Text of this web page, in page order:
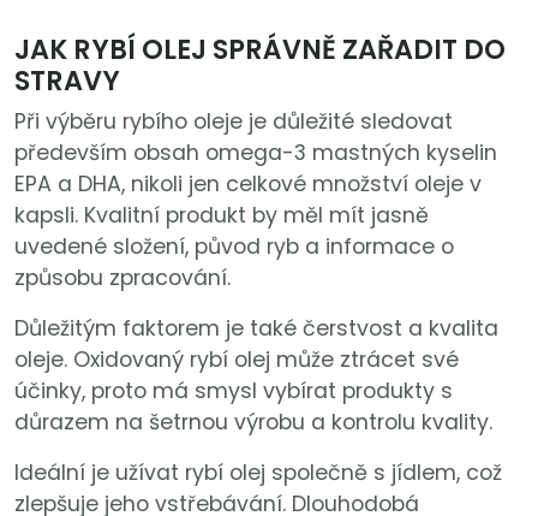
JAK RYBÍ OLEJ SPRÁVNĚ ZAŘADIT DO
STRAVY
Při výběru rybího oleje je důležité sledovat
především obsah omega-3 mastných kyselin
EPA a DHA, nikoli jen celkové množství oleje v
kapsli. Kvalitní produkt by měl mít jasně
uvedené složení, původ ryb a informace o
způsobu zpracování.
Důležitým faktorem je také čerstvost a kvalita
oleje. Oxidovaný rybí olej může ztrácet své
účinky, proto má smysl vybírat produkty s
důrazem na šetrnou výrobu a kontrolu kvality.
Ideální je užívat rybí olej společně s jídlem, což
zlepšuje jeho vstřebávání. Dlouhodobá